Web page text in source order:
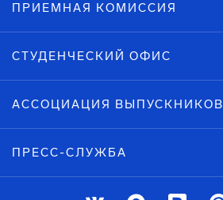
ПРИЕМНАЯ КОМИССИЯ
СТУДЕНЧЕСКИЙ ОФИС
АССОЦИАЦИЯ ВЫПУСКНИКОВ
ПРЕСС-СЛУЖБА